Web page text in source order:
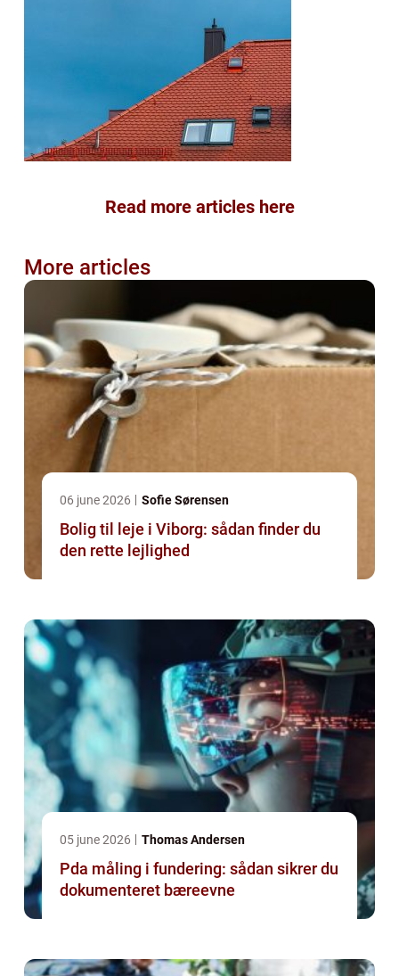
Read more articles here
More articles
06 june 2026 Sofie Sørensen
Bolig til leje i Viborg: sådan finder du
den rette lejlighed
05 june 2026 Thomas Andersen
Pda måling i fundering: sådan sikrer du
dokumenteret bæreevne